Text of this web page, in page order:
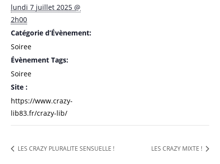
lundi 7 juillet 2025 @
2h00
Catégorie d’Évènement:
Soiree
Évènement Tags:
Soiree
Site :
https://www.crazy-
lib83.fr/crazy-lib/
LES CRAZY PLURALITE SENSUELLE ! LES CRAZY MIXTE !